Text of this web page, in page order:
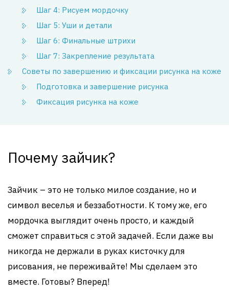
Шаг 4: Рисуем мордочку
Шаг 5: Уши и детали
Шаг 6: Финальные штрихи
Шаг 7: Закрепление результата
Советы по завершению и фиксации рисунка на коже
Подготовка и завершение рисунка
Фиксация рисунка на коже
Почему зайчик?
Зайчик – это не только милое создание, но и
символ веселья и беззаботности. К тому же, его
мордочка выглядит очень просто, и каждый
сможет справиться с этой задачей. Если даже вы
никогда не держали в руках кисточку для
рисования, не переживайте! Мы сделаем это
вместе. Готовы? Вперед!